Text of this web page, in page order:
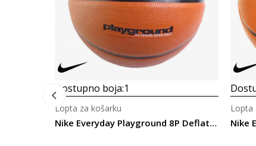
Dostupno boja:1
Nike Everyday Playground 8P Deflated
Lopta za košarku
Nike
Lopta